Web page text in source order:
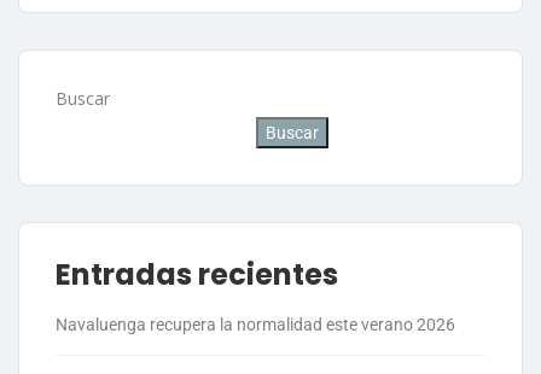
Buscar
Buscar
Entradas recientes
Navaluenga recupera la normalidad este verano 2026